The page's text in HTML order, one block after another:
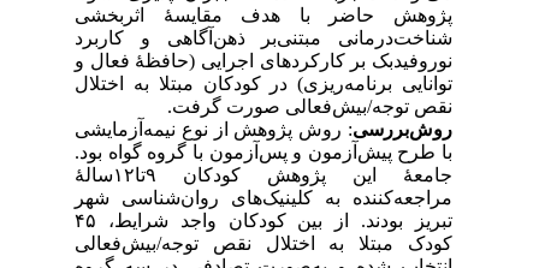
پژوهش حاضر با هدف مقایسهٔ اثربخشی
شناخت‌درمانی مبتنی‌بر ذهن‌آگاهی و کاربرد
نوروفیدبک بر کارکردهای اجرایی (حافظهٔ فعال و
توانایی برنامه‌ریزی) در کودکان مبتلا به اختلال
نقص توجه/بیش‌فعالی صورت گرفت.
روش‌بررسی: روش پژوهش از نوع نیمه‌‌آزمایشی
با طرح پیش‌آزمون و پس‌آزمون با گروه گواه بود.
جامعهٔ این پژوهش کودکان ۹تا۱۲سالهٔ
مراجعه‌‌کننده به کلینیک‌های روان‌شناسی شهر
تبریز بودند. از بین کودکان واجد شرایط، ۴۵
کودک مبتلا به اختلال نقص‌ توجه/بیش‌فعالی